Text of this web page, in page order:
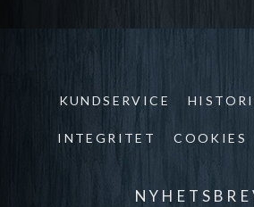
KUNDSERVICE
INTEGRITET COOKIES